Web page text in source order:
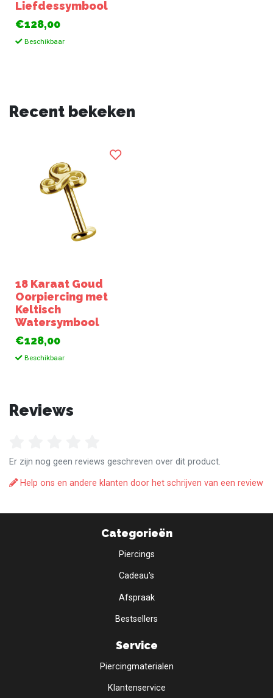
Liefdessymbool
€128,00
Beschikbaar
Recent bekeken
18 Karaat Goud
Oorpiercing met
Keltisch
Watersymbool
€128,00
Beschikbaar
Reviews
Er zijn nog geen reviews geschreven over dit product.
Help ons en andere klanten door het schrijven van een review
Categorieën
Piercings
Cadeau's
Afspraak
Bestsellers
Service
Piercingmaterialen
Klantenservice